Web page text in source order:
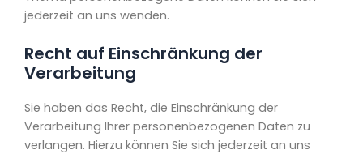
jederzeit an uns wenden.
Recht auf Einschränkung der
Verarbeitung
Sie haben das Recht, die Einschränkung der
Verarbeitung Ihrer personenbezogenen Daten zu
verlangen. Hierzu können Sie sich jederzeit an uns